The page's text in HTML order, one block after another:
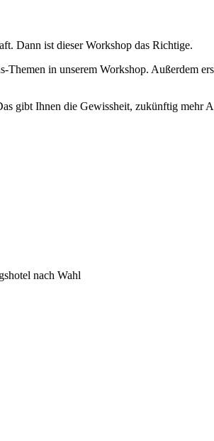
Dann ist dieser Workshop das Richtige.
in unserem Workshop. Außerdem
gibt Ihnen die Gewissheit, zukünftig mehr
nach Wahl